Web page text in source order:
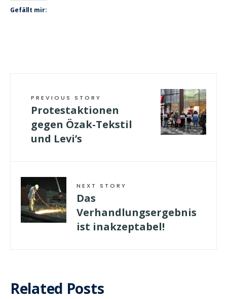
Gefällt mir:
PREVIOUS STORY
Protestaktionen
gegen Özak-Tekstil
und Levi’s
NEXT STORY
Das
Verhandlungsergebnis
ist inakzeptabel!
Related Posts